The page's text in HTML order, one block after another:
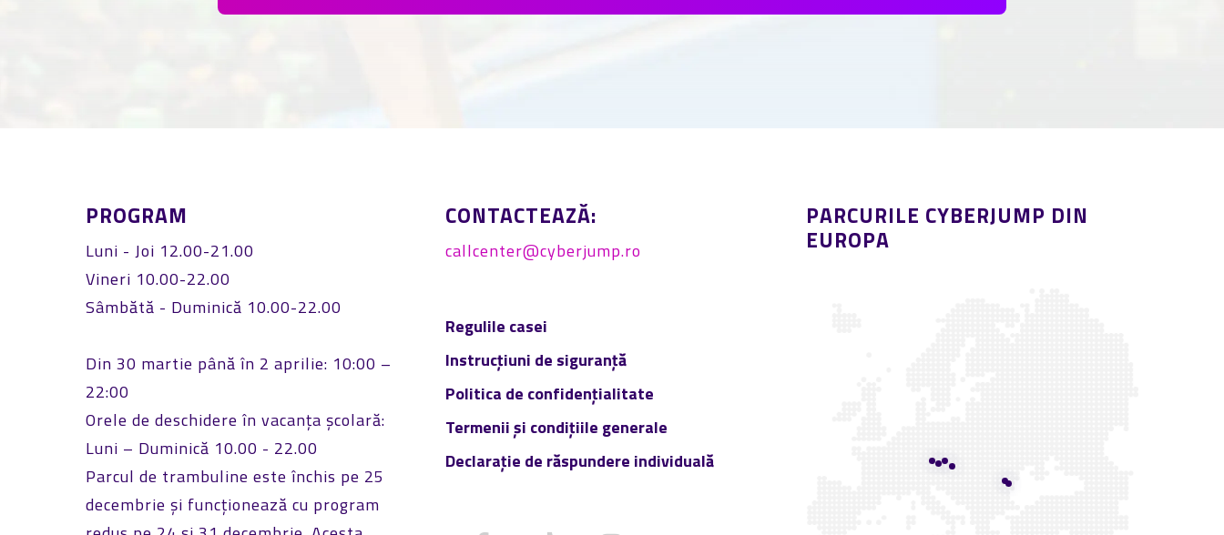
PROGRAM
Luni - Joi 12.00-21.00
Vineri 10.00-22.00
Sâmbătă - Duminică 10.00-22.00
Din 30 martie până în 2 aprilie: 10:00 –
22:00
Orele de deschidere în vacanța școlară:
Luni – Duminică 10.00 - 22.00
Parcul de trambuline este închis pe 25
decembrie și funcționează cu program
CONTACTEAZĂ:
callcenter@cyberjump.ro
Regulile casei
Instrucțiuni de siguranță
Politica de confidențialitate
Termenii și condițiile generale
Declarație de răspundere individuală
PARCURILE CYBERJUMP DIN
EUROPA